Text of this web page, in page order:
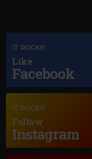
Magic Jazz
IT ROCKS!
Like
Facebook
IT ROCKS!
Follow
Instagram